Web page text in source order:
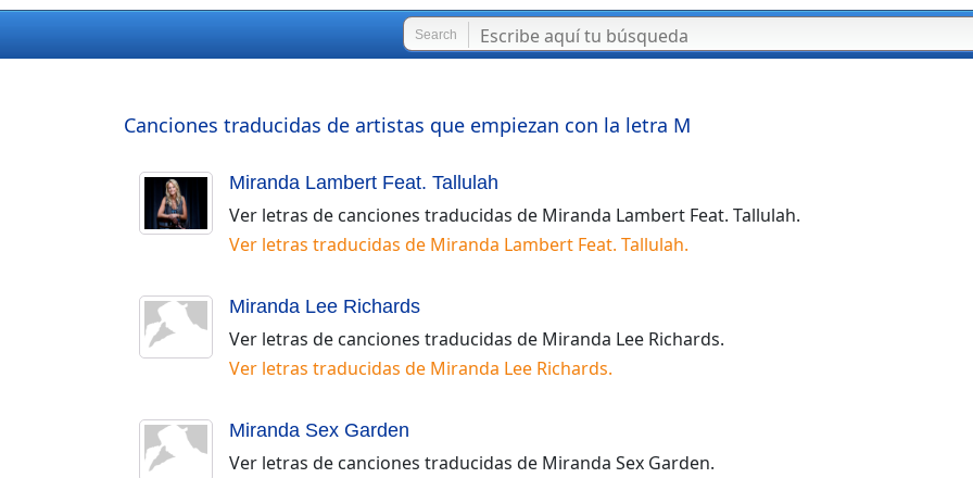
Search
Canciones traducidas de artistas que empiezan con la letra M
Miranda Lambert Feat. Tallulah
Ver letras de canciones traducidas de Miranda Lambert Feat. Tallulah.
Ver letras traducidas de Miranda Lambert Feat. Tallulah.
Miranda Lee Richards
Ver letras de canciones traducidas de Miranda Lee Richards.
Ver letras traducidas de Miranda Lee Richards.
Miranda Sex Garden
Ver letras de canciones traducidas de Miranda Sex Garden.